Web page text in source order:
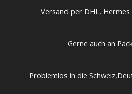
Versand per DHL, Hermes
Gerne auch an
Problemlos in die